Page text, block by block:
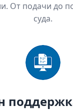
От подачи до
суда.